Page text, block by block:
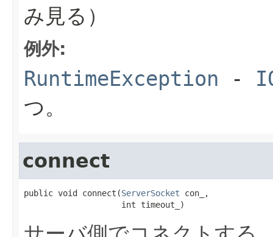
み見る）
例外:
RuntimeException -
つ。
connect
public void connect(ServerSocket con_,
                    int timeout_)